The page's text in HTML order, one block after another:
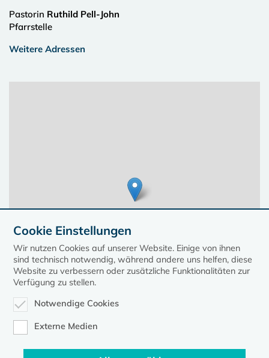
Pastorin Ruthild Pell-John
Pfarrstelle
Weitere Adressen
Cookie Einstellungen
Wir nutzen Cookies auf unserer Website. Einige von ihnen
sind technisch notwendig, während andere uns helfen, diese
Website zu verbessern oder zusätzliche Funktionalitäten zur
Verfügung zu stellen.
Notwendige Cookies
Externe Medien